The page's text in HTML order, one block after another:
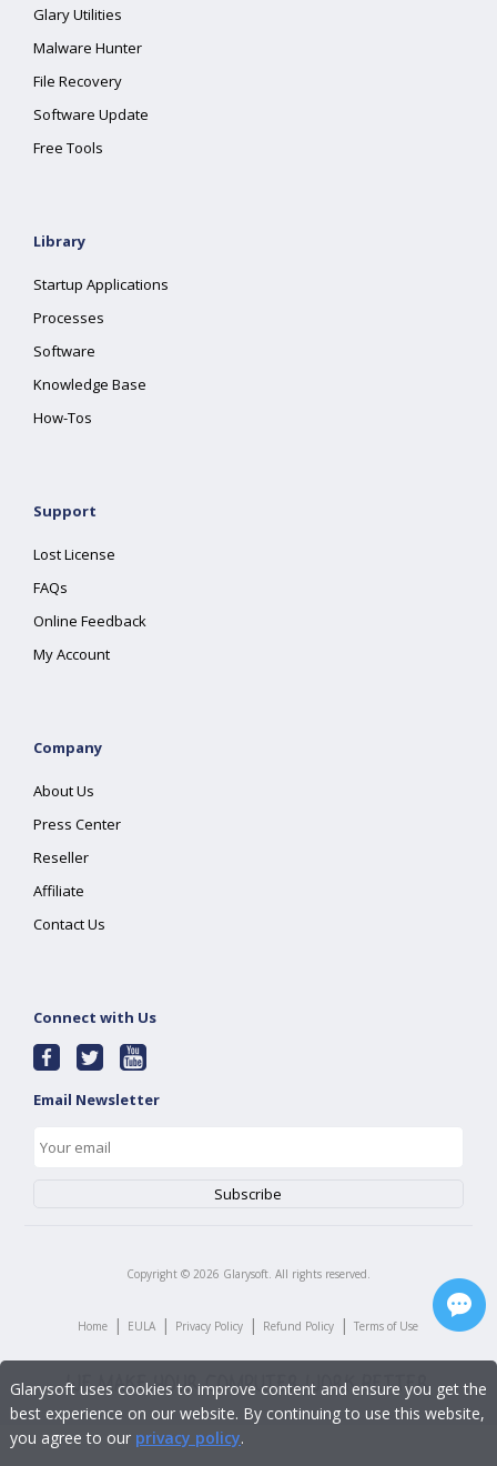
Glary Utilities
Malware Hunter
File Recovery
Software Update
Free Tools
Library
Startup Applications
Processes
Software
Knowledge Base
How-Tos
Support
Lost License
FAQs
Online Feedback
My Account
Company
About Us
Press Center
Reseller
Affiliate
Contact Us
Connect with Us
Email Newsletter
Copyright © 2026 Glarysoft. All rights reserved.
Home | EULA | Privacy Policy | Refund Policy | Terms of Use
Glarysoft uses cookies to improve content and ensure you get the
best experience on our website. By continuing to use this website,
you agree to our privacy policy.